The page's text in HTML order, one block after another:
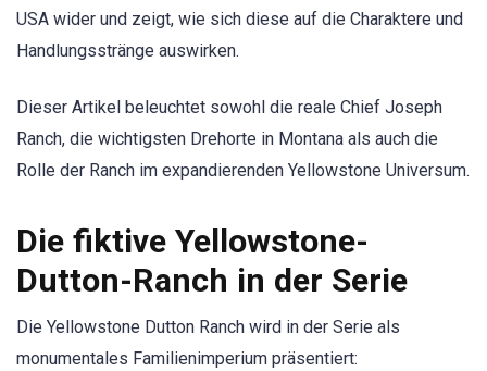
USA wider und zeigt, wie sich diese auf die Charaktere und
Handlungsstränge auswirken.
Dieser Artikel beleuchtet sowohl die reale Chief Joseph
Ranch, die wichtigsten Drehorte in Montana als auch die
Rolle der Ranch im expandierenden Yellowstone Universum.
Die fiktive Yellowstone-
Dutton-Ranch in der Serie
Die Yellowstone Dutton Ranch wird in der Serie als
monumentales Familienimperium präsentiert: